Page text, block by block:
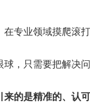
专业领域摸爬滚
，只需要把解决
的是精准的、认